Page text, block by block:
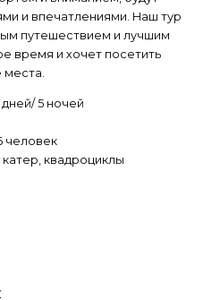
и впечатлениями. Наш тур
путешествием и лучшим
время и хочет посетить
дней/ 5 ночей
человек
квадроциклы